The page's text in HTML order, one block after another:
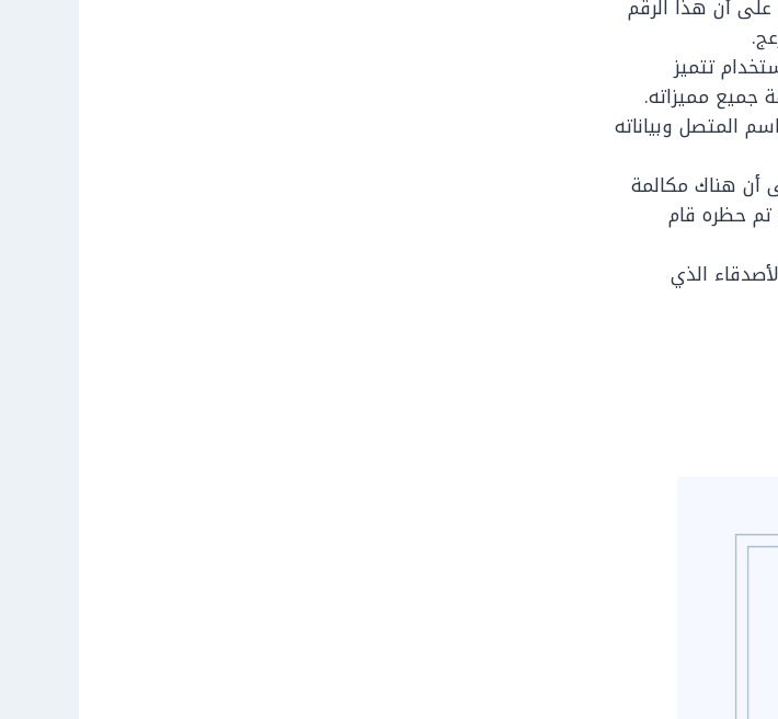
أن هذا الرقم
تتميز
جميع مميزاته.
المتصل وبياناته
أن هناك مكالمة
تم حظره قام
الذي